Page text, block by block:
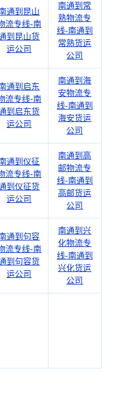
通到昆山
流专线-南
到昆山货
运公司
南通到常
熟物流专
线-南通到
常熟货运
公司
通到启东
流专线-南
到启东货
运公司
南通到海
安物流专
线-南通到
海安货运
公司
通到仪征
流专线-南
到仪征货
运公司
南通到高
邮物流专
线-南通到
高邮货运
公司
通到句容
流专线-南
到句容货
运公司
南通到兴
化物流专
线-南通到
兴化货运
公司